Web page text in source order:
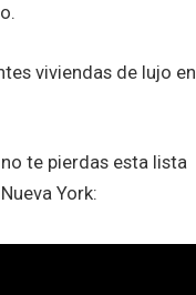
viviendas de lujo en
no te pierdas esta lista
York: